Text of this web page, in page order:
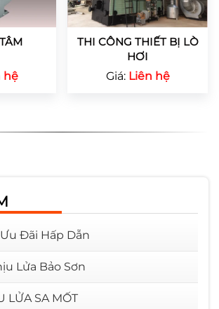
hệ
THI CÔNG THIẾT BỊ LÒ
HƠI
Giá: Liên hệ
Đãi Hấp Dẫn
Lửa Bảo Sơn
LỬA SA MỐT